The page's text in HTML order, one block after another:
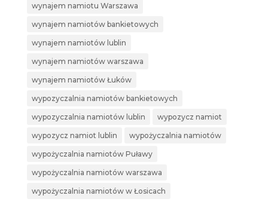
wynajem namiotu Warszawa
wynajem namiotów bankietowych
wynajem namiotów lublin
wynajem namiotów warszawa
wynajem namiotów Łuków
wypozyczalnia namiotów bankietowych
wypozyczalnia namiotów lublin wypozycz namiot
wypozycz namiot lublin wypożyczalnia namiotów
wypożyczalnia namiotów Puławy
wypożyczalnia namiotów warszawa
wypożyczalnia namiotów w Łosicach